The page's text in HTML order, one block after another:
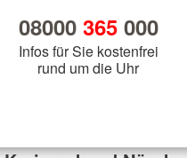
08000 365000
Infos für Sie kostenfrei
rund um die Uhr